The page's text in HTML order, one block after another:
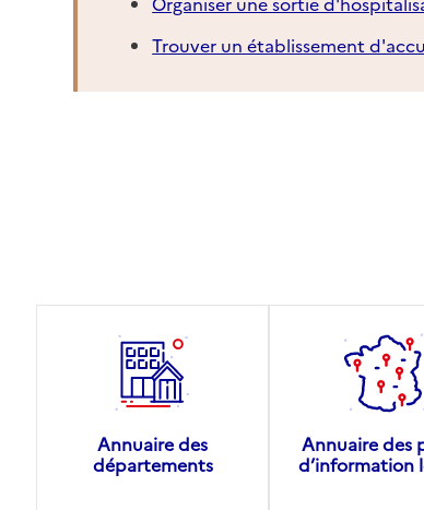
Trouver un établissement
Annuaire des
départements
Annuaire des
d’information